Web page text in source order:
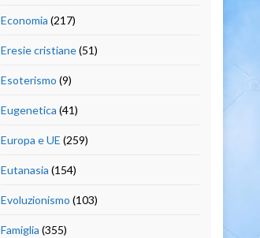
Economia (217)
Eresie cristiane(51)
Esoterismo (9)
Eugenetica (41)
Europa e UE (259)
Eutanasia (154)
Evoluzionismo (103)
Famiglia (355)